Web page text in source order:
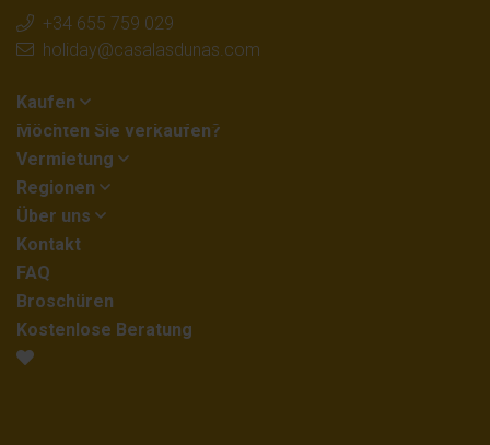
+34 655 759 029
holiday@casalasdunas.com
Kaufen
Möchten Sie verkaufen?
Vermietung
Regionen
Über uns
Kontakt
FAQ
Broschüren
Kostenlose Beratung